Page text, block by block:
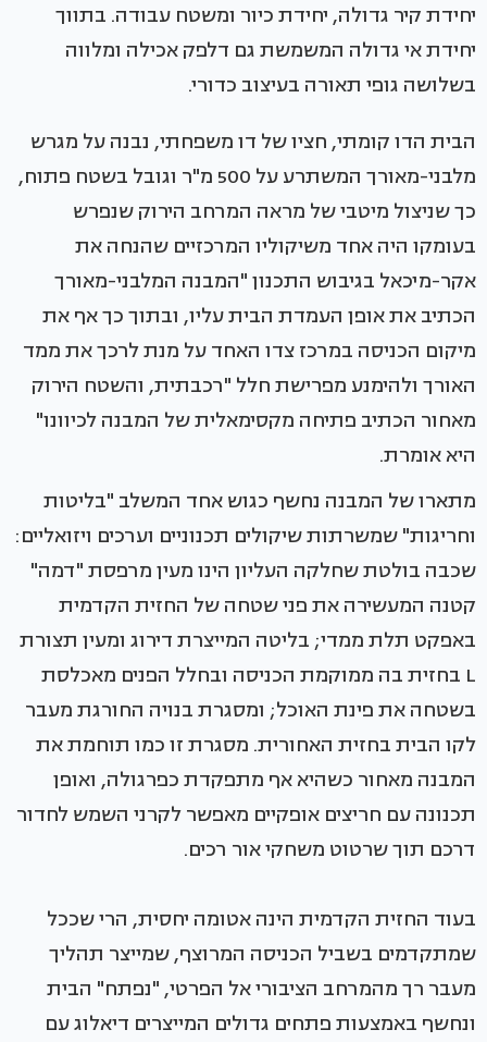
יחידת קיר גדולה, יחידת כיור ומשטח עבודה. בתווך
יחידת אי גדולה המשמשת גם דלפק אכילה ומלווה
בשלושה גופי תאורה בעיצוב כדורי.
הבית הדו קומתי, חציו של דו משפחתי, נבנה על מגרש
מלבני-מאורך המשתרע על 500 מ"ר וגובל בשטח פתוח,
כך שניצול מיטבי של מראה המרחב הירוק שנפרש
בעומקו היה אחד משיקוליו המרכזיים שהנחה את
אקר-מיכאל בגיבוש התכנון "המבנה המלבני-מאורך
הכתיב את אופן העמדת הבית עליו, ובתוך כך אף את
מיקום הכניסה במרכז צדו האחד על מנת לרכך את ממד
האורך ולהימנע מפרישת חלל "רכבתית, והשטח הירוק
מאחור הכתיב פתיחה מקסימאלית של המבנה לכיוונו"
היא אומרת.
מתארו של המבנה נחשף כגוש אחד המשלב "בליטות
וחריגות" שמשרתות שיקולים תכנוניים וערכים ויזואליים:
שכבה בולטת שחלקה העליון הינו מעין מרפסת "דמה"
קטנה המעשירה את פני שטחה של החזית הקדמית
באפקט תלת ממדי; בליטה המייצרת דירוג ומעין תצורת
L בחזית בה ממוקמת הכניסה ובחלל הפנים מאכלסת
בשטחה את פינת האוכל; ומסגרת בנויה החורגת מעבר
לקו הבית בחזית האחורית. מסגרת זו כמו תוחמת את
המבנה מאחור כשהיא אף מתפקדת כפרגולה, ואופן
תכנונה עם חריצים אופקיים מאפשר לקרני השמש לחדור
דרכם תוך שרטוט משחקי אור רכים.
בעוד החזית הקדמית הינה אטומה יחסית, הרי שככל
שמתקדמים בשביל הכניסה המרוצף, שמייצר תהליך
מעבר רך מהמרחב הציבורי אל הפרטי, "נפתח" הבית
ונחשף באמצעות פתחים גדולים המייצרים דיאלוג עם